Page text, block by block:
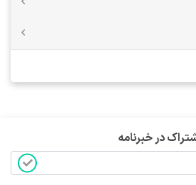
در خبرنامه